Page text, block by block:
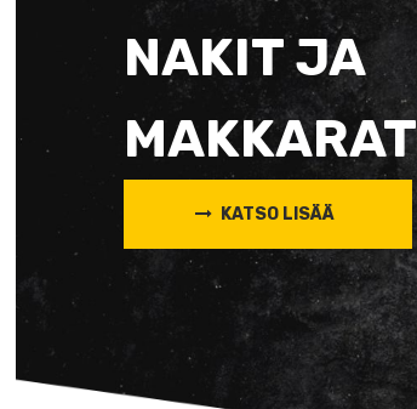
NAKIT JA
MAKKARAT
KATSO LISÄÄ